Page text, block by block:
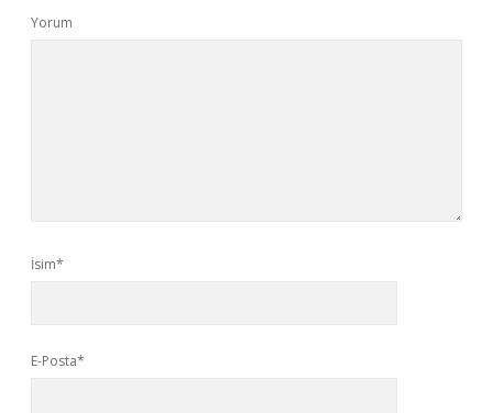
Yorum
İsim*
E-Posta*